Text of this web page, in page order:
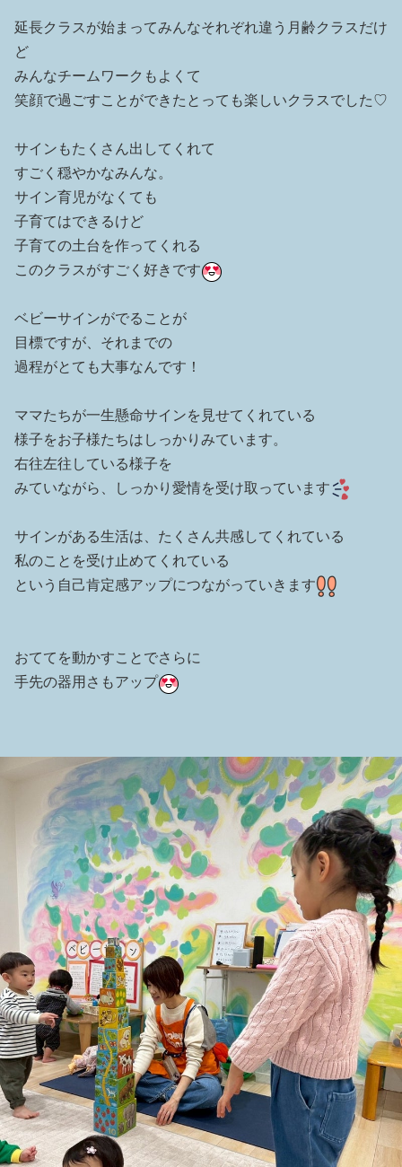
延長クラスが始まってみんなそれぞれ違う月齢クラスだけ
ど
みんなチームワークもよくて
笑顔で過ごすことができたとっても楽しいクラスでした♡
サインもたくさん出してくれて
すごく穏やかなみんな。
サイン育児がなくても
子育てはできるけど
子育ての土台を作ってくれる
このクラスがすごく好きです
ベビーサインがでることが
目標ですが、それまでの
過程がとても大事なんです！
ママたちが一生懸命サインを見せてくれている
様子をお子様たちはしっかりみています。
右往左往している様子を
みていながら、しっかり愛情を受け取っています
サインがある生活は、たくさん共感してくれている
私のことを受け止めてくれている
という自己肯定感アップにつながっていきます
おててを動かすことでさらに
手先の器用さもアップ